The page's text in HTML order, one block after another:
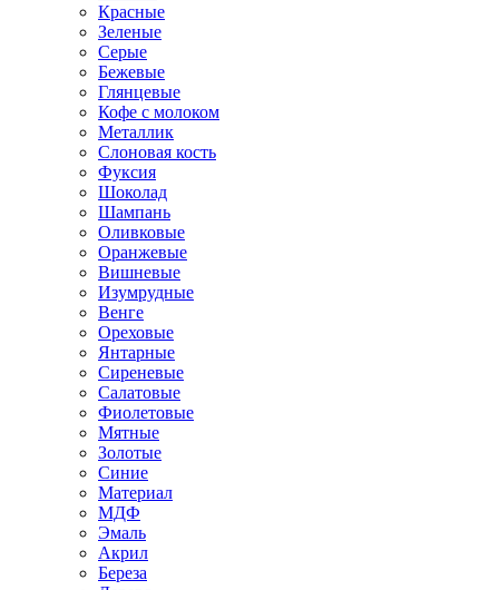
Красные
Зеленые
Серые
Бежевые
Глянцевые
Кофе с молоком
Металлик
Слоновая кость
Фуксия
Шоколад
Шампань
Оливковые
Оранжевые
Вишневые
Изумрудные
Венге
Ореховые
Янтарные
Сиреневые
Салатовые
Фиолетовые
Мятные
Золотые
Синие
Материал
МДФ
Эмаль
Акрил
Береза